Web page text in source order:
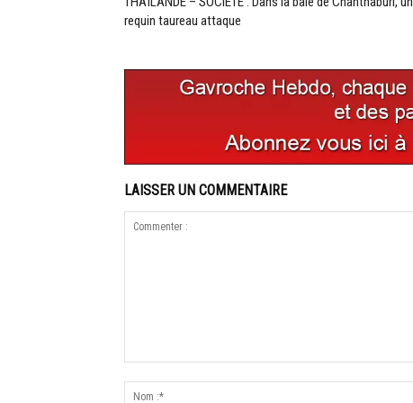
requin taureau attaque
LAISSER UN COMMENTAIRE